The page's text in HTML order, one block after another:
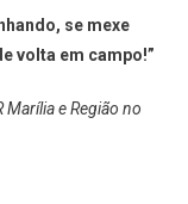
se mexe
volta em campo!”
Marília e Região no